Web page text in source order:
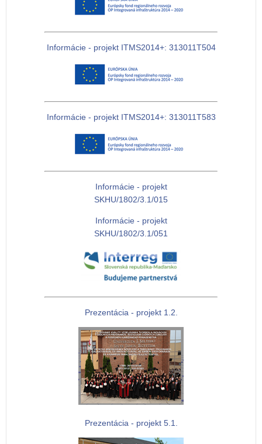
Informácie - projekt ITMS2014+: 313011T504
Informácie - projekt ITMS2014+: 313011T583
Informácie - projekt
SKHU/1802/3.1/015
Informácie - projekt
SKHU/1802/3.1/051
Prezentácia - projekt 1.2.
Prezentácia - projekt 5.1.